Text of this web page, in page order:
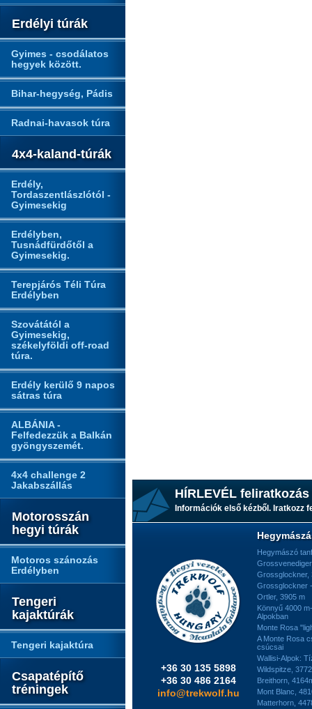
Erdélyi túrák
Gyimes - csodálatos
hegyek között.
Bihar-hegység, Pádis
Radnai-havasok túra
4x4-kaland-túrák
Erdély,
Tordaszentlászlótól -
Gyimesekig
Erdélyben,
Tusnádfürdőtől a
Gyimesekig.
Terepjárós Téli Túra
Erdélyben
Szovátától a
Gyimesekig,
székelyföldi off-road
túra.
Erdély kerülő 9 napos
sátras túra
ALBÁNIA -
Felfedezzük a Balkán
gyöngyszemét.
4x4 challenge 2
Jakabszállás
Motorosszán
hegyi túrák
Motoros szánozás
Erdélyben
Tengeri
kajaktúrák
Tengeri kajaktúra
Csapatépítő
tréningek
HÍRLEVÉL feliratkozás
Információk első kézből. Iratkozz
+36 30 135 5898
+36 30 486 2164
info@trekwolf.hu
Hegymászó
Grossglockner,
Grossglockner
Ortler, 3905 m
Könnyű 4000
Alpokban
Monte Rosa
A Monte Rosa
csúcsai
Wallisi-Alpok:
Wildspitze,
Breithorn,
Mont Blanc,
Matterhorn,